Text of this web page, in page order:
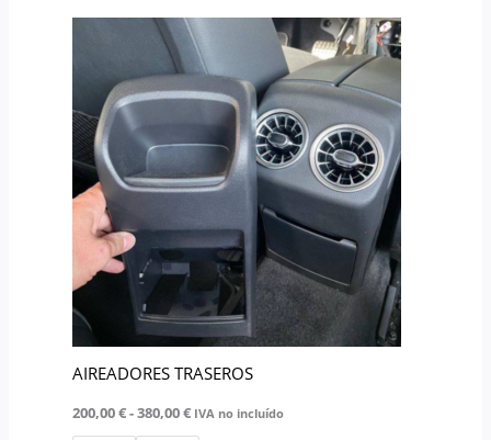
AIREADORES TRASEROS
200,00€-380,00€
Rango
de
precios:
desde
200,00 €
hasta
380,00 €
IVA no incluído
tiene
múltiples
variantes.
Las
opciones
pueden
elegir
en
página
de